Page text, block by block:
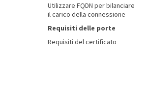
Utilizzare FQDN per bilanciare
il carico della connessione
Requisiti delle porte
Requisiti del certificato